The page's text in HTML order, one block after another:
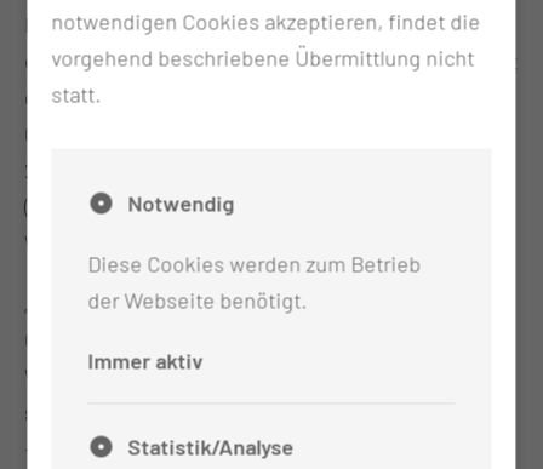
Bemerkenswert: Bereits zu Weihnachten erblickten
exakt drei Kinder im Kreißsaal der MUL-CT das Licht
der Welt: Dennis Dong (geboren am 24.12.24 um
04.13 Uhr), Vincent Mattis Tiedmann (geboren am
24.12.24 um 10.50 Uhr) und Jade Malia Friedrich
(geboren am 24.12.24 um 12:01 Uhr) sind wahre
Weihnachtswunder.
„Die Geburt eines Kindes ist ein unbeschreibliches
Geschenk, das immer, vor allem aber zu
Weihnachten, eine besondere Strahlkraft entfaltet“,
sagt Sabine Sinapius, Leitende Hebamme der MUL
– CT. „Wir gratulieren den glücklichen Familien von
notwendigen Cookies akzeptieren, findet die
vorgehend beschriebene Übermittlung nicht
statt.
Notwendig
Diese Cookies werden zum Betrieb
der Webseite benötigt.
Immer aktiv
Statistik/Analyse